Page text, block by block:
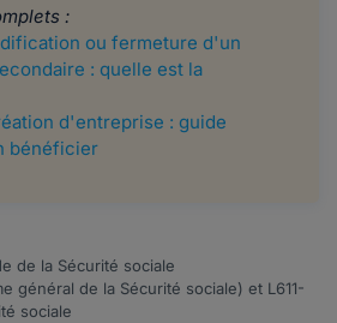
:
ou fermeture d'un
: quelle est la
d'entreprise : guide
bénéficier
de la Sécurité sociale
général de la Sécurité sociale) et L611-
sociale